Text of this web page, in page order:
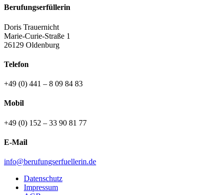
Berufungserfüllerin
Doris Trauernicht
Marie-Curie-Straße 1
26129 Oldenburg
Telefon
+49 (0) 441 – 8 09 84 83
Mobil
+49 (0) 152 – 33 90 81 77
E-Mail
info@berufungserfuellerin.de
Datenschutz
Impressum